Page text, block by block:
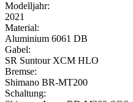
Modelljahr:
2021
Material:
Aluminium 6061 DB
Gabel:
SR Suntour XCM HLO
Bremse:
Shimano BR-MT200
Schaltung: